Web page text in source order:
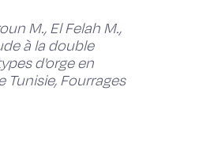
M., El Felah M.,
à la double
d'orge en
Fourrages